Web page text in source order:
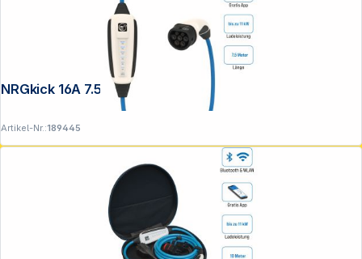
NRGkick 16A 7.5m Pure
Artikel-Nr.:189445